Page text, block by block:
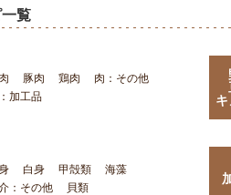
覧
豚肉 鶏肉
肉：その他
加工品
白身 甲殻類
海藻
：その他
貝類